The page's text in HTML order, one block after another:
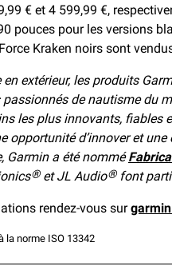
€ et 4 599,99 €,
pouces pour les versions
Kraken noirs sont
extérieur, les produits
de nautisme du
les plus innovants, fiables
opportunité d’innover et
Garmin a été nommé
®et JL Audio®font
rendez-vous sur
la norme ISO 13342